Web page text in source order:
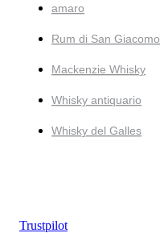
amaro
Rum di San Giacomo
Mackenzie Whisky
Whisky antiquario
Whisky del Galles
Trustpilot